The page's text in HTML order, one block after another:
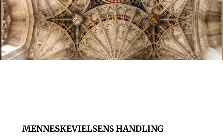
MENNESKEVIELSENS HANDLING